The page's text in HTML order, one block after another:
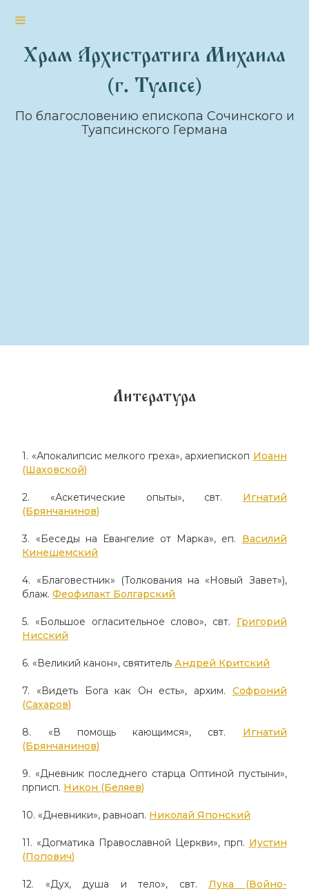
Храм Архистратига Михаила
(г. Туапсе)
По благословению епископа Сочинского и
Туапсинского Германа
Литература
1. «Апокалипсис мелкого греха», архиепископ Иоанн
(Шаховской)
2. «Аскетические опыты», свт. Игнатий
(Брянчанинов)
3. «Беседы на Евангелие от Марка», еп. Василий
Кинешемский
4. «Благовестник» (Толкования на «Новый Завет»),
блаж.Феофилакт Болгарский
5. «Большое огласительное слово», свт. Григорий
Нисский
6. «Великий канон», святительАндрей Критский
7. «Видеть Бога как Он есть», архим. Софроний
(Сахаров)
8. «В помощь кающимся», свт. Игнатий
(Брянчанинов)
9. «Дневник последнего старца Оптиной пустыни»,
прписп. Никон (Беляев)
10. «Дневники», равноап. Николай Японский
11. «Догматика Православной Церкви», прп. Иуcтин
(Попович)
12. «Дух, душа и тело», свт.Лука (Войно-